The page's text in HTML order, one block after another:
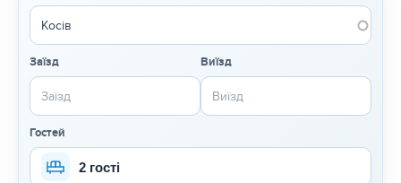
Заїзд Виїзд
Гостей
2 гості